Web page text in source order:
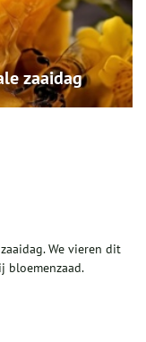
zaaidag
We vieren dit
bloemenzaad.